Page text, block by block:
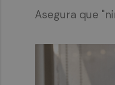
Asegura que